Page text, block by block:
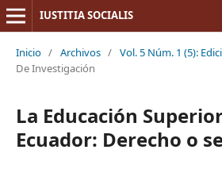
IUSTITIA SOCIALIS
Inicio / Archivos / Vol. 5 Núm. 1 (5):
De Investigación
La Educación
Ecuador: Derecho o